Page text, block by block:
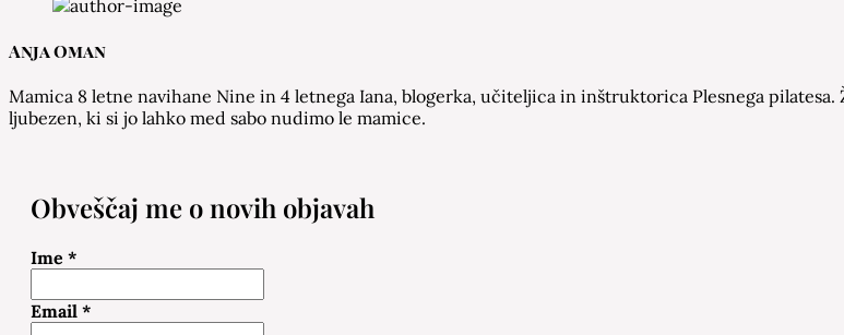
Anja Oman
Mamica 8 letne navihane Nine in 4 letnega Iana, blogerka, učiteljica in inštruktorica Plesnega
ljubezen, ki si jo lahko med sabo nudimo le mamice.
Obveščaj me o novih objavah
Ime *
Email *